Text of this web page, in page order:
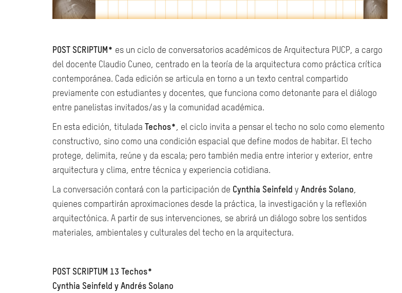
POST SCRIPTUM* es un ciclo de conversatorios académicos de Arquitectura PUCP, a cargo
del docente Claudio Cuneo, centrado en la teoría de la arquitectura como práctica crítica
contemporánea. Cada edición se articula en torno a un texto central compartido
previamente con estudiantes y docentes, que funciona como detonante para el diálogo
entre panelistas invitados/as y la comunidad académica.
En esta edición, titulada Techos*, el ciclo invita a pensar el techo no solo como elemento
constructivo, sino como una condición espacial que define modos de habitar. El techo
protege, delimita, reúne y da escala; pero también media entre interior y exterior, entre
arquitectura y clima, entre técnica y experiencia cotidiana.
La conversación contará con la participación de Cynthia Seinfeld y Andrés Solano,
quienes compartirán aproximaciones desde la práctica, la investigación y la reflexión
arquitectónica. A partir de sus intervenciones, se abrirá un diálogo sobre los sentidos
materiales, ambientales y culturales del techo en la arquitectura.
POST SCRIPTUM 13 Techos*
Cynthia Seinfeld y Andrés Solano